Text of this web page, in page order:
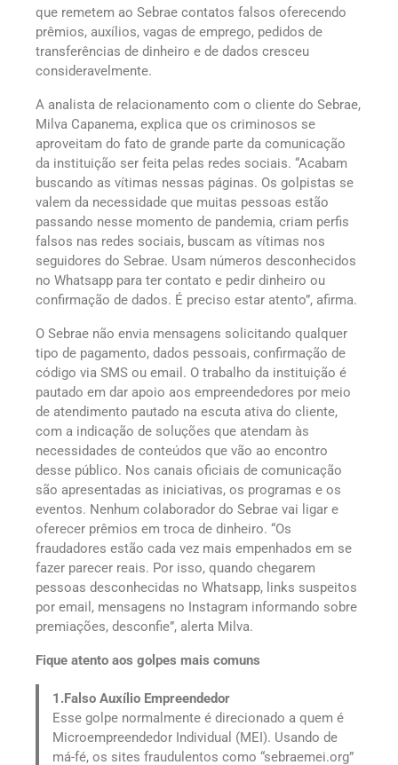
que remetem ao Sebrae contatos falsos oferecendo
prêmios, auxílios, vagas de emprego, pedidos de
transferências de dinheiro e de dados cresceu
consideravelmente.
A analista de relacionamento com o cliente do Sebrae,
Milva Capanema, explica que os criminosos se
aproveitam do fato de grande parte da comunicação
da instituição ser feita pelas redes sociais. “Acabam
buscando as vítimas nessas páginas. Os golpistas se
valem da necessidade que muitas pessoas estão
passando nesse momento de pandemia, criam perfis
falsos nas redes sociais, buscam as vítimas nos
seguidores do Sebrae. Usam números desconhecidos
no Whatsapp para ter contato e pedir dinheiro ou
confirmação de dados. É preciso estar atento”, afirma.
O Sebrae não envia mensagens solicitando qualquer
tipo de pagamento, dados pessoais, confirmação de
código via SMS ou email. O trabalho da instituição é
pautado em dar apoio aos empreendedores por meio
de atendimento pautado na escuta ativa do cliente,
com a indicação de soluções que atendam às
necessidades de conteúdos que vão ao encontro
desse público. Nos canais oficiais de comunicação
são apresentadas as iniciativas, os programas e os
eventos. Nenhum colaborador do Sebrae vai ligar e
oferecer prêmios em troca de dinheiro. “Os
fraudadores estão cada vez mais empenhados em se
fazer parecer reais. Por isso, quando chegarem
pessoas desconhecidas no Whatsapp, links suspeitos
por email, mensagens no Instagram informando sobre
premiações, desconfie”, alerta Milva.
Fique atento aos golpes mais comuns
1.Falso Auxílio Empreendedor
Esse golpe normalmente é direcionado a quem é
Microempreendedor Individual (MEI). Usando de
má-fé, os sites fraudulentos como “sebraemei.org”